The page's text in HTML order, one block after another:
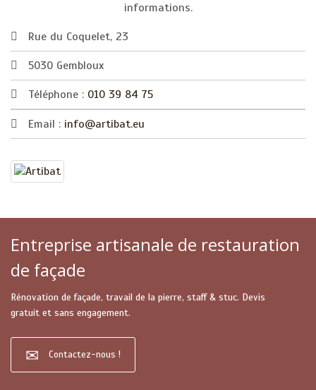
informations.
Rue du Coquelet, 23
5030 Gembloux
Téléphone : 010 39 84 75
Email : info@artibat.eu
Entreprise artisanale de restauration
de façade
Rénovation de façade, travail de la pierre, staff & stuc. Devis
gratuit et sans engagement.
Contactez-nous !